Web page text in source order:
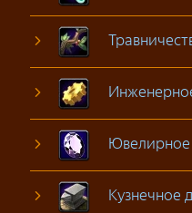
Ювелирное
Кузнечное